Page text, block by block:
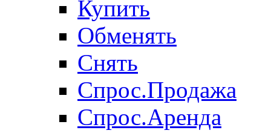
Купить
Обменять
Снять
Спрос.Продажа
Спрос.Аренда